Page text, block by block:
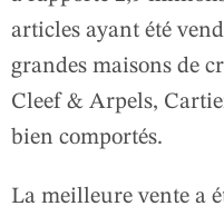
articles ayant été
grandes maisons de
Cleef & Arpels,
bien comportés.
La meilleure vente a